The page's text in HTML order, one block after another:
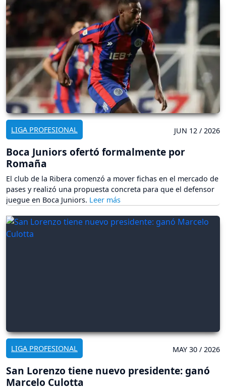
LIGA PROFESIONAL JUN 12 / 2026
Boca Juniors ofertó formalmente por
Romaña
El club de la Ribera comenzó a mover fichas en el mercado de
pases y realizó una propuesta concreta para que el defensor
juegue en Boca Juniors.
LIGA PROFESIONAL MAY 30 / 2026
San Lorenzo tiene nuevo presidente: ganó
Marcelo Culotta